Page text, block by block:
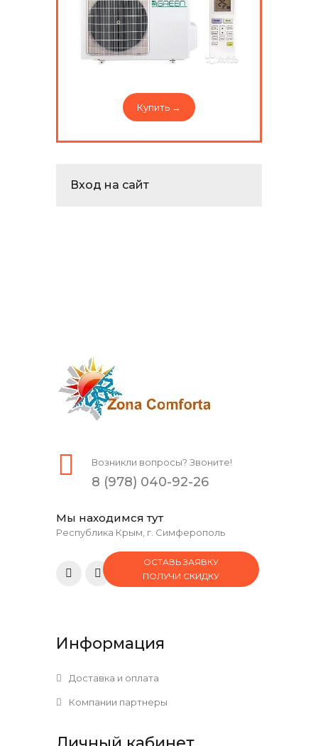
ОСТАВЬ ЗАЯВКУ
ПОЛУЧИ СКИДКУ
Купить →
Вход на сайт
Возникли вопросы? Звоните!
8 (978) 040-92-26
Мы находимся тут
Республика Крым, г. Симферополь
Информация
Доставка и оплата
Компании партнеры